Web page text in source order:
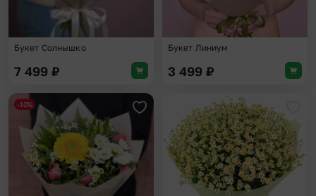
Букет Солнышко
7 499 ₽
Букет Линиум
3 499 ₽
Добавить в избранное
-10%